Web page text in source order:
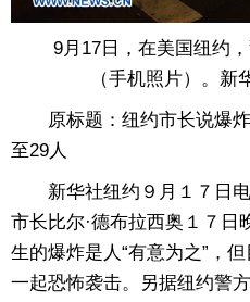
9月17日，在美国纽约，
（手机照片）。
原标题：纽约市长说爆炸
至29人
新华社纽约９月１７日电
市长比尔·德布拉西奥１７日
生的爆炸是人“有意为之”，
一起恐怖袭击。另据纽约警